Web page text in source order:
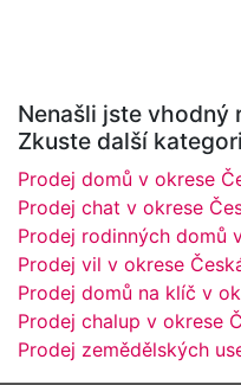
Nenašli jste vhodný
Zkuste další
Prodej domů v okrese
Prodej chat v okrese
Prodej rodinných domů
Prodej vil v okrese
Prodej domů na klíč v
Prodej chalup v okrese
Prodej zemědělských